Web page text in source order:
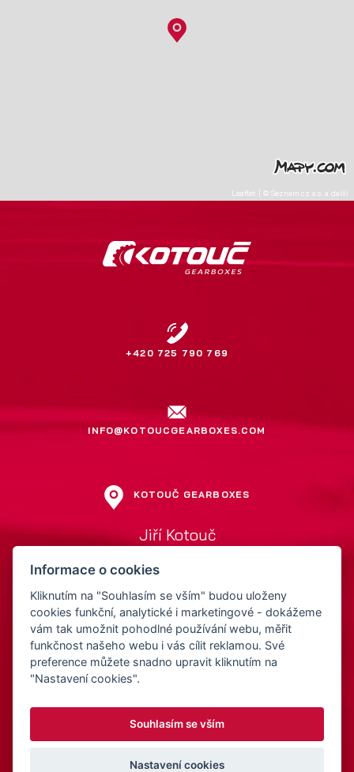
Leaflet ©Seznam.cz a.s. a další
+420 725 790 769
INFO@KOTOUCGEARBOXES.COM
KOTOUČ GEARBOXES
Jiří Kotouč
752 01 Kojetín
Česká Republika
IČ: 15522211
DIČ: CZ5810221252
Podmínky ochrany osobních údajů
Informace o cookies
Kliknutím na "Souhlasím se vším" budou uloženy
cookies funkční, analytické i marketingové - dokážeme
vám tak umožnit pohodlné používání webu, měřit
funkčnost našeho webu i vás cílit reklamou. Své
preference můžete snadno upravit kliknutím na
"Nastavení cookies".
Souhlasím se vším
Nastavení cookies